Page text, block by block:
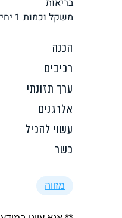
בריאות
משקל וכמות 1 יחידה,
הכנה
רכיבים
ערך תזונתי
אלרגנים
עשוי להכיל
כשר
מזווה